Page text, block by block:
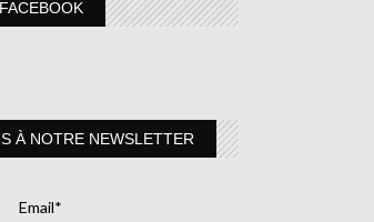
FACEBOOK
À NOTRE NEWSLETTER
Email*